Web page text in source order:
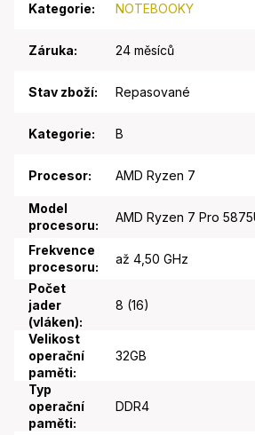
Kategorie: NOTEBOOKY
Záruka: 24 měsíců
Stav zboží: Repasované
Kategorie: B
Procesor: AMD Ryzen 7
Model
procesoru:
AMD Ryzen 7 Pro
Frekvence
procesoru:
až 4,50 GHz
Počet
jader
(vláken):
8 (16)
Velikost
operační
paměti:
32GB
Typ
operační
paměti:
DDR4